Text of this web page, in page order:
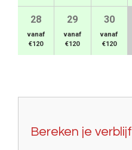
28
vanaf
€120
29
vanaf
€120
30
vanaf
€120
Bereken je verblijf